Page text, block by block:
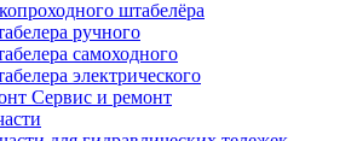
штабелёра
ручного
самоходного
электрического
Сервис и ремонт